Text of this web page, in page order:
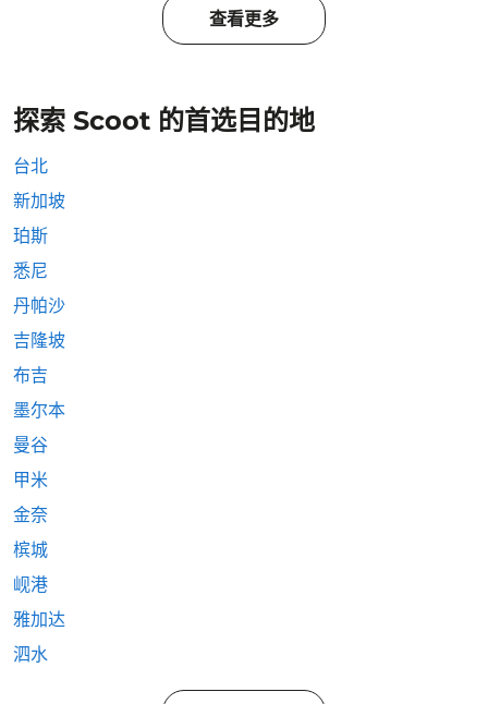
查看更多
探索 Scoot 的首选目的地
台北
新加坡
珀斯
悉尼
丹帕沙
吉隆坡
布吉
墨尔本
曼谷
甲米
金奈
槟城
岘港
雅加达
泗水